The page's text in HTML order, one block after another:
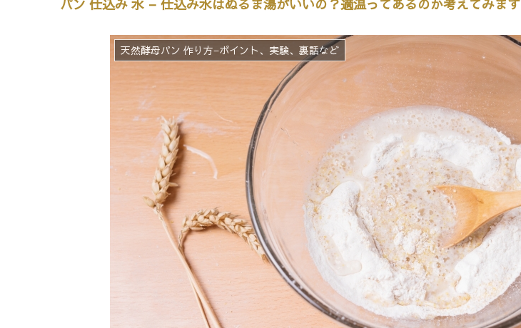
パン 仕込み 水 – 仕込み水はぬるま湯がいいの？適温ってあるのか考えてみます
天然酵母パン 作り方−ポイント、実験、裏話など